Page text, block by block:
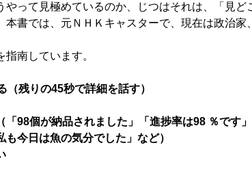
って見極めているのか、じつはそれは、「見ど
本書では、元ＮＨＫキャスターで、現在は政治家
南しています。
（残りの45秒で詳細を話す）
（「98個が納品されました」「進捗率は98 ％です」
今日は魚の気分でした」など）